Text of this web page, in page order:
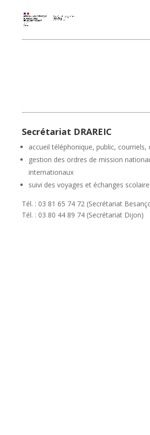
Secrétariat DRAREIC
accueil téléphonique, public, courriels,
gestion des ordres de mission
internationaux
suivi des voyages et échanges
Tél. : 03 81 65 74 72 (Secrétariat
Tél. : 03 80 44 89 74 (Secrétariat Dijon)